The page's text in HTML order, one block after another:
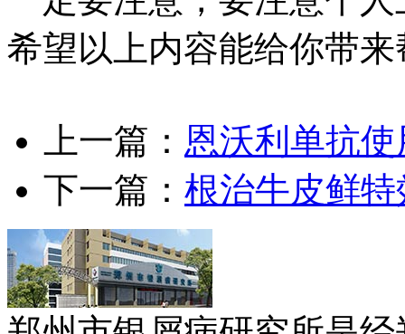
希望以上内容能给你带来
上一篇： 恩沃利单抗
下一篇： 根治牛皮鲜